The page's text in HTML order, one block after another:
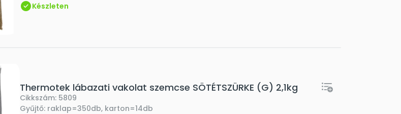
Készleten
Thermotek lábazati vakolat szemcse SÖTÉTSZÜRKE (G) 2,1kg
Cikkszám: 5809
Gyűjtő: raklap=350db, karton=14db